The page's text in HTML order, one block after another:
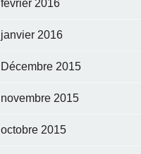
février 2016
janvier 2016
Décembre 2015
novembre 2015
octobre 2015